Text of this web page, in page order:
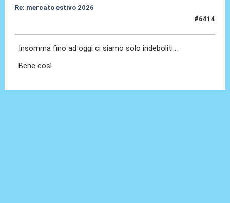
Re: mercato estivo 2026
#6414
Insomma fino ad oggi ci siamo solo indeboliti...
Bene così